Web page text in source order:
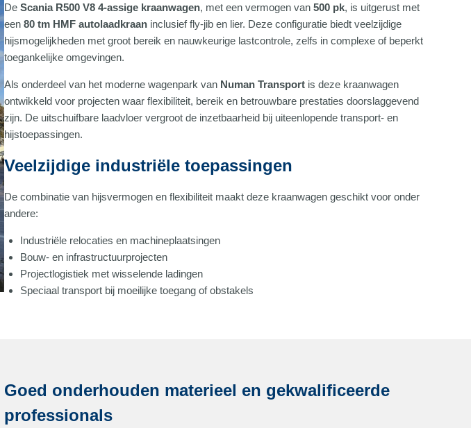
De Scania R500 V8 4-assige kraanwagen, met een vermogen van 500 pk, is uitgerust met
een 80 tm HMF autolaadkraan inclusief fly-jib en lier. Deze configuratie biedt veelzijdige
hijsmogelijkheden met groot bereik en nauwkeurige lastcontrole, zelfs in complexe of beperkt
toegankelijke omgevingen.
Als onderdeel van het moderne wagenpark van Numan Transport is deze kraanwagen
ontwikkeld voor projecten waar flexibiliteit, bereik en betrouwbare prestaties doorslaggevend
zijn. De uitschuifbare laadvloer vergroot de inzetbaarheid bij uiteenlopende transport- en
hijstoepassingen.
Veelzijdige industriële toepassingen
De combinatie van hijsvermogen en flexibiliteit maakt deze kraanwagen geschikt voor onder
andere:
Industriële relocaties en machineplaatsingen
Bouw- en infrastructuurprojecten
Projectlogistiek met wisselende ladingen
Speciaal transport bij moeilijke toegang of obstakels
Goed onderhouden materieel en gekwalificeerde
professionals